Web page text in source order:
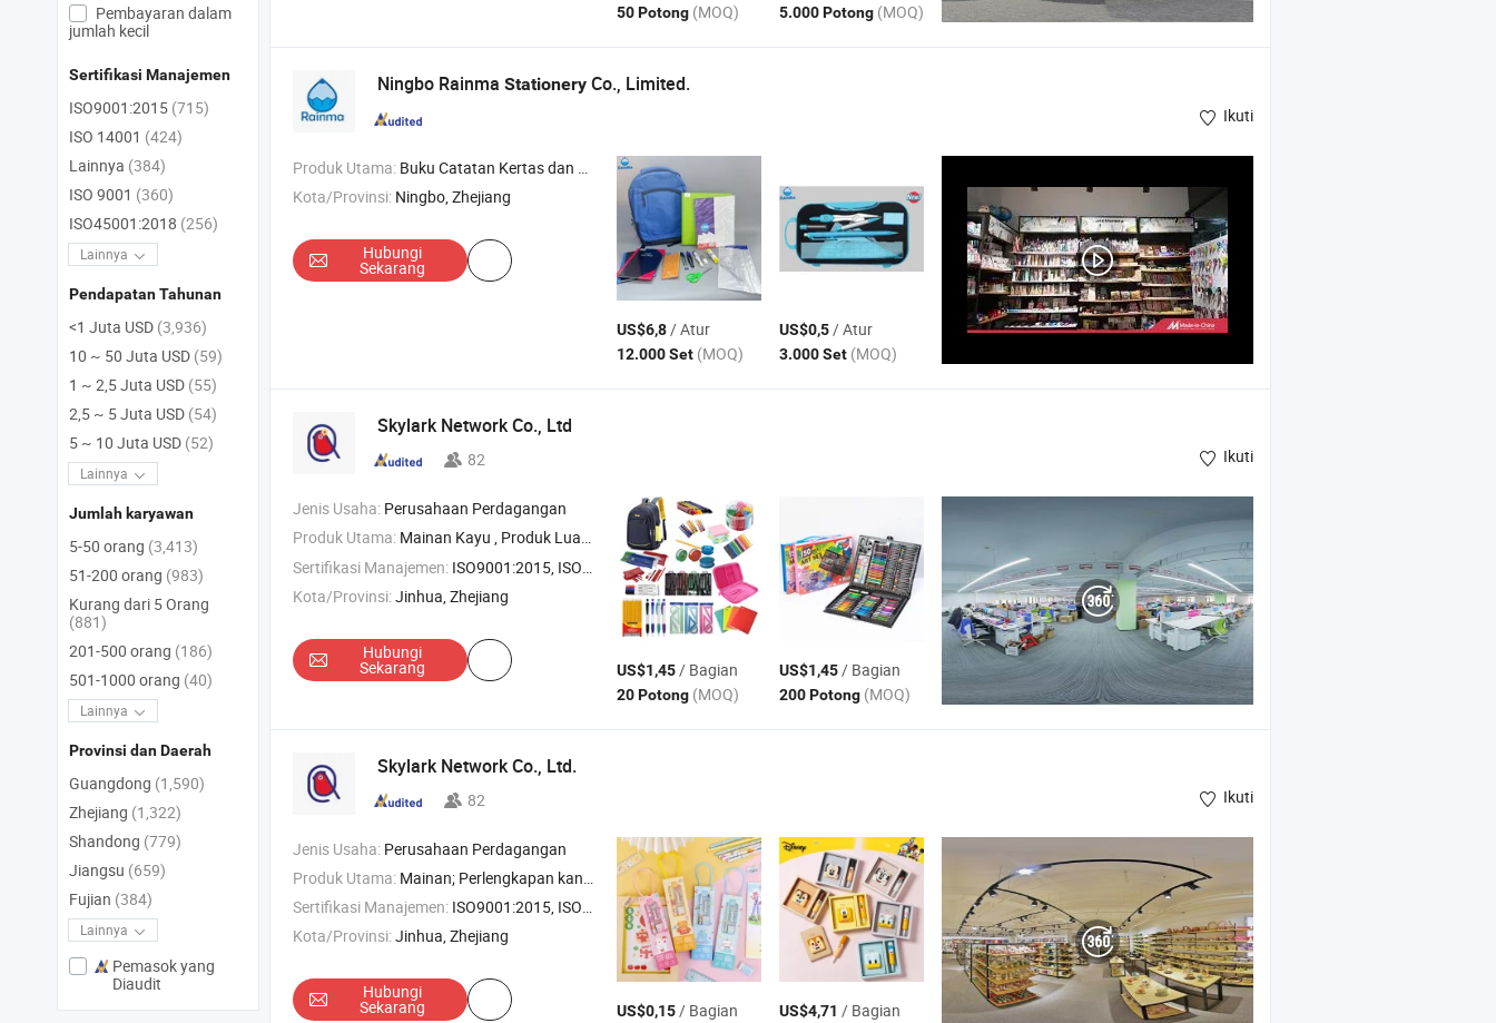
50 Potong (MOQ) 5.000 Potong (MOQ)
Ningbo Rainma Stationery Co., Limited.
Ikuti
Produk Utama: Buku Catatan Kertas dan Papan Catatan , Alat Tulis Sekolah , Pigmen Seni , Pulpen , Kanvas Cat dan Papan Kanvas
Kota/Provinsi: Ningbo, Zhejiang
Hubungi
Sekarang
US$6,8/ Atur
12.000 Set (MOQ)
US$0,5/ Atur
3.000 Set (MOQ)
Skylark Network Co., Ltd
82 Ikuti
Jenis Usaha: Perusahaan Perdagangan
Produk Utama: Mainan Kayu , Produk Luar Ruangan , Peralatan Dapur , Alat Perawatan Pribadi ,
Sertifikasi Manajemen: ISO9001:2015, ISO45001:2018, ISO14001
Kota/Provinsi:Jinhua, Zhejiang
Hubungi
Sekarang US$1,45/ Bagian
20 Potong (MOQ)
US$1,45/ Bagian
200 Potong (MOQ)
Skylark Network Co., Ltd.
82 Ikuti
Jenis Usaha: Perusahaan Perdagangan
Produk Utama: Mainan; Perlengkapan kantor dan sekolah; Peralatan rumah tangga; Produk luar ruangan; Produk taman; Mainan hewan peliharaan
Sertifikasi Manajemen: ISO9001:2015, ISO45001:2018, ISO14001
Kota/Provinsi:Jinhua, Zhejiang
Hubungi
Sekarang US$0,15/ Bagian US$4,71 / Bagian
Pembayaran dalam
jumlah kecil
Sertifikasi Manajemen
ISO9001:2015 (715)
ISO 14001 (424)
Lainnya (384)
ISO 9001 (360)
ISO45001:2018 (256)
Lainnya
Pendapatan Tahunan
<1 Juta USD (3,936)
10 ~ 50 Juta USD (59)
1 ~ 2,5 Juta USD (55)
2,5 ~ 5 Juta USD (54)
5 ~ 10 Juta USD (52)
Lainnya
Jumlah karyawan
5-50 orang (3,413)
51-200 orang (983)
Kurang dari 5 Orang
(881)
201-500 orang (186)
501-1000 orang (40)
Lainnya
Provinsi dan Daerah
Guangdong (1,590)
Zhejiang (1,322)
Shandong (779)
Jiangsu (659)
Fujian (384)
Lainnya
Pemasok yang
Diaudit